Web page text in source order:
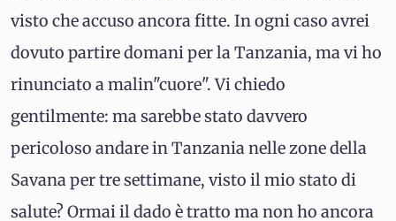
visto che accuso ancora fitte. In ogni caso avrei
dovuto partire domani per la Tanzania, ma vi ho
rinunciato a malin"cuore". Vi chiedo
gentilmente: ma sarebbe stato davvero
pericoloso andare in Tanzania nelle zone della
Savana per tre settimane, visto il mio stato di
salute? Ormai il dado è tratto ma non ho ancora